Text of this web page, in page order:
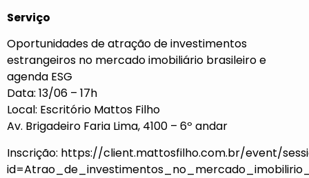
Serviço
Oportunidades de atração de investimentos
estrangeiros no mercado imobiliário brasileiro e
agenda ESG
Data: 13/06 – 17h
Local: Escritório Mattos Filho
Av. Brigadeiro Faria Lima, 4100 – 6º andar
Inscrição: https://client.mattosfilho.com.br/event/